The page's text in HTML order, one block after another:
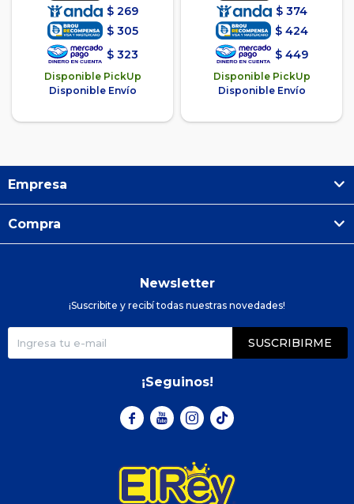
$ 269
$ 305
$ 323
Disponible PickUp
Disponible Envío
$ 374
$ 424
$ 449
Disponible PickUp
Disponible Envío
Empresa
Compra
Newsletter
¡Suscribite y recibí todas nuestras novedades!
SUSCRIBIRME
¡Seguinos!
  